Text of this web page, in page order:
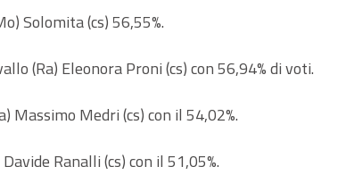
Solomita (cs) 56,55%.
(Ra) Eleonora Proni (cs) con 56,94% di voti.
Massimo Medri (cs) con il 54,02%.
Davide Ranalli (cs) con il 51,05%.